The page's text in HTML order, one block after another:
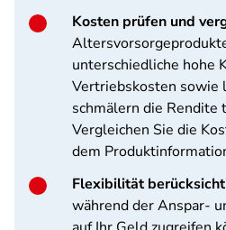
Kosten prüfen und
unterschiedliche hohe
Vertriebskosten sowie
schmälern die Rendite
Vergleichen Sie die
dem
Flexibilität
während der Anspar-